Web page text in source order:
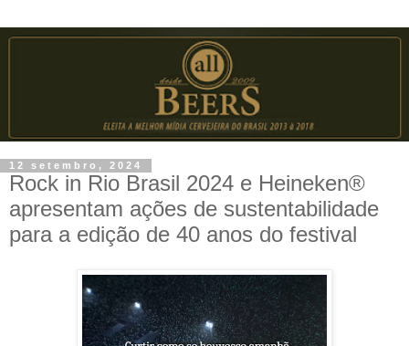
12 setembro, 2024
Rock in Rio Brasil 2024 e Heineken®
apresentam ações de sustentabilidade
para a edição de 40 anos do festival